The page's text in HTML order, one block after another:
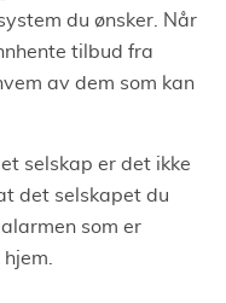
du ønsker. Når
tilbud fra
av dem som kan
selskap er det ikke
det selskapet du
som er